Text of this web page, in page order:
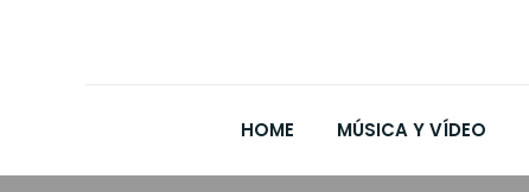
HOME MÚSICA Y VÍDEO